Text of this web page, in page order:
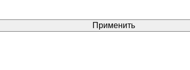
Применить